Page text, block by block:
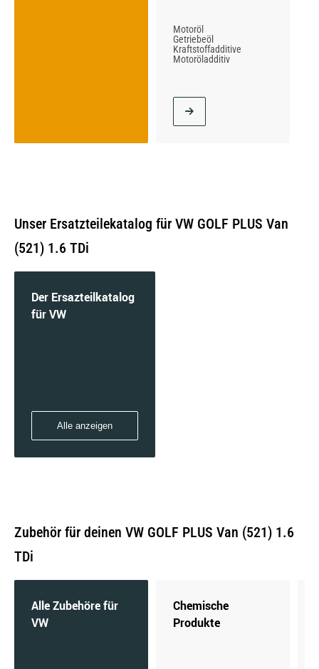
Motoröl
Getriebeöl
Kraftstoffadditive
Motoröladditiv
Unser Ersatzteilekatalog für VW GOLF PLUS Van
(521) 1.6 TDi
Der Ersazteilkatalog
für VW
Alle anzeigen
Zubehör für deinen VW GOLF PLUS Van (521) 1.6
TDi
Alle Zubehöre für
VW
Chemische
Produkte